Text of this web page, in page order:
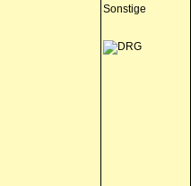
Sonstige